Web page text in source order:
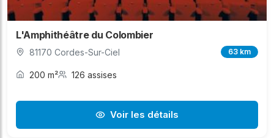
L'Amphithéâtre du Colombier
81170 Cordes-Sur-Ciel 63 km
200 m² 126 assises
Voir les détails